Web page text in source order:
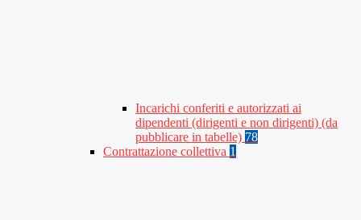
Incarichi conferiti e autorizzati ai
dipendenti (dirigenti e non dirigenti) (da
pubblicare in tabelle) 78
Contrattazione collettiva 1